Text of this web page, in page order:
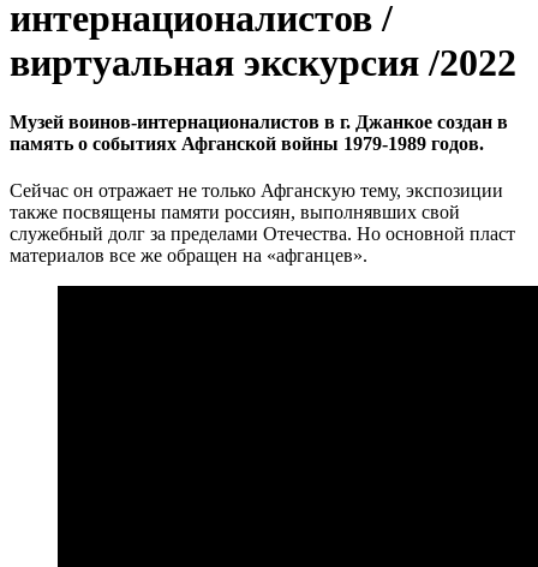
интернационалистов /
виртуальная экскурсия /2022
Музей воинов-интернационалистов в г. Джанкое создан в
память о событиях Афганской войны 1979-1989 годов.
Сейчас он отражает не только Афганскую тему, экспозиции
также посвящены памяти россиян, выполнявших свой
служебный долг за пределами Отечества. Но основной пласт
материалов все же обращен на «афганцев».